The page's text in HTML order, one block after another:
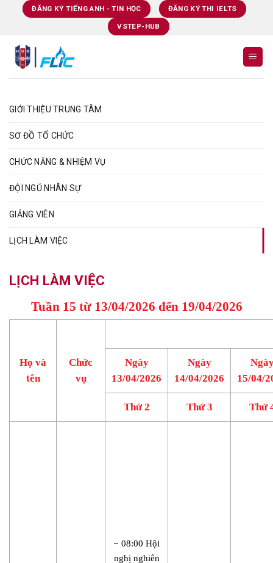
ĐĂNG KÝ TIẾNG ANH - TIN HỌC ĐĂNG KÝ THI IELTS
VSTEP-HUB
GIỚI THIỆU TRUNG TÂM
SƠ ĐỒ TỔ CHỨC
CHỨC NĂNG & NHIỆM VỤ
ĐỘI NGŨ NHÂN SỰ
GIẢNG VIÊN
LỊCH LÀM VIỆC
LỊCH LÀM VIỆC
Tuần 15 từ 13/04/2026 đến 19/04/2026
Họ và
tên
Chức
vụ
Ngày
13/04/2026
Ngày
14/04/2026
15/04/
Thứ 2 Thứ 3 Thứ
– 08:00 Hội
nghị nghiên